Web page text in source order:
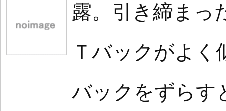
露。引き締まっ
Ｔバックがよく
バックをずらす